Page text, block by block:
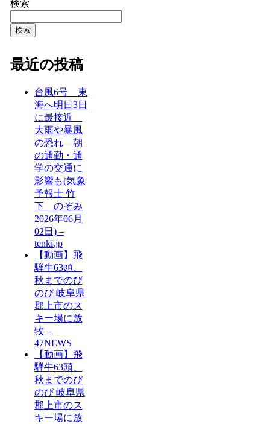
検索
検索
最近の投稿
台風6号 東
海へ明日3日
に最接近
大雨や暴風
の恐れ 朝
の通勤・通
学の交通に
影響も(気象
予報士 竹
下 のぞみ
2026年06月
02日) –
tenki.jp
【動画】飛
騨牛63頭、
秋までのび
のび 岐阜県
郡上市のス
キー場に放
牧 –
47NEWS
【動画】飛
騨牛63頭、
秋までのび
のび 岐阜県
郡上市のス
キー場に放